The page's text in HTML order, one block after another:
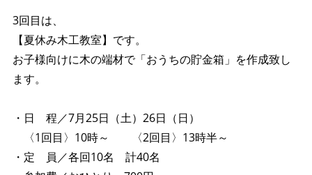
3回目は、
【夏休み木工教室】です。
お子様向けに木の端材で「おうちの貯金箱」を作成致し
ます。
・日 程／7月25日（土）26日（日）
〈1回目〉10時～ 〈2回目〉13時半～
・定 員／各回10名 計40名